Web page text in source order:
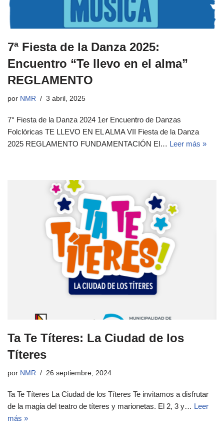
7ª Fiesta de la Danza 2025:
Encuentro “Te llevo en el alma”
REGLAMENTO
por NMR 3 abril, 2025
7° Fiesta de la Danza 2024 1er Encuentro de Danzas
Folclóricas TE LLEVO EN EL ALMA VII Fiesta de la Danza
2025 REGLAMENTO FUNDAMENTACIÓN El… Leer más »
Ta Te Títeres: La Ciudad de los
Títeres
por NMR 26 septiembre, 2024
Ta Te Títeres La Ciudad de los Títeres Te invitamos a disfrutar
de la magia del teatro de títeres y marionetas. El 2, 3 y… Leer
más »